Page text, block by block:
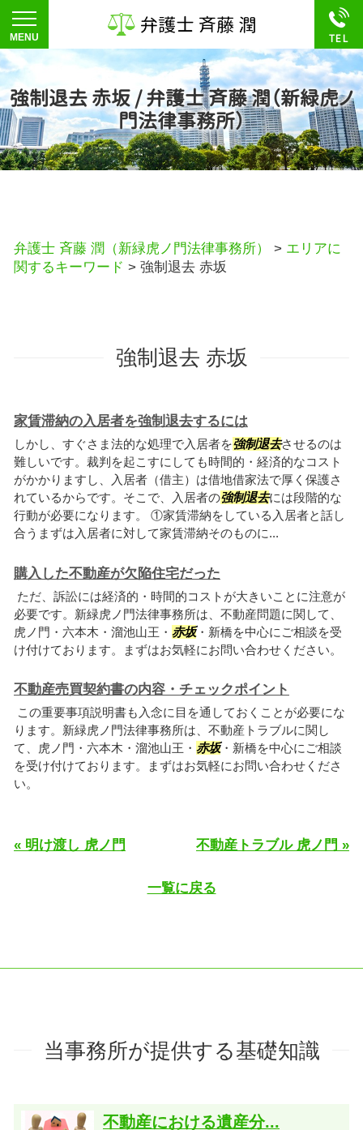
強制退去 赤坂 / 弁護士 斉藤 潤（新緑虎ノ
門法律事務所）
弁護士 斉藤 潤（新緑虎ノ門法律事務所） > エリアに
関するキーワード > 強制退去 赤坂
強制退去 赤坂
家賃滞納の入居者を強制退去するには
しかし、すぐさま法的な処理で入居者を強制退去させるのは
難しいです。裁判を起こすにしても時間的・経済的なコスト
がかかりますし、入居者（借主）は借地借家法で厚く保護さ
れているからです。そこで、入居者の強制退去には段階的な
行動が必要になります。 ①家賃滞納をしている入居者と話し
合うまずは入居者に対して家賃滞納そのものに...
購入した不動産が欠陥住宅だった
ただ、訴訟には経済的・時間的コストが大きいことに注意が
必要です。新緑虎ノ門法律事務所は、不動産問題に関して、
虎ノ門・六本木・溜池山王・ 赤坂・新橋を中心にご相談を受
け付けております。まずはお気軽にお問い合わせください。
不動産売買契約書の内容・チェックポイント
この重要事項説明書も入念に目を通しておくことが必要にな
ります。新緑虎ノ門法律事務所は、不動産トラブルに関し
て、虎ノ門・六本木・溜池山王・ 赤坂・新橋を中心にご相談
を受け付けております。まずはお気軽にお問い合わせくださ
い。
« 明け渡し 虎ノ門 不動産トラブル 虎ノ門 »
一覧に戻る
当事務所が提供する基礎知識
不動産における遺産分...